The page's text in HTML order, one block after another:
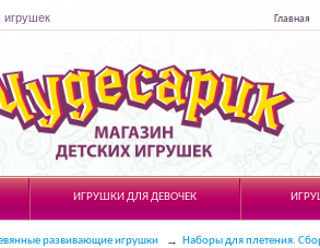
игрушек Главная
ИГРУШКИ ДЛЯ ДЕВОЧЕК
развивающие игрушки Наборы для плетения.